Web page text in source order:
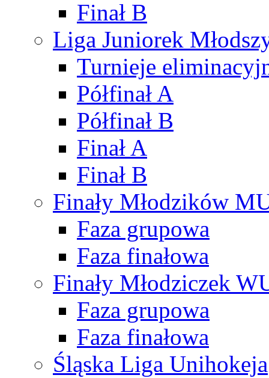
Finał B
Liga Juniorek
Turnieje
Półfinał A
Półfinał B
Finał A
Finał B
Finały Młodzików
Faza grupowa
Faza finałowa
Finały Młodziczek
Faza grupowa
Faza finałowa
Śląska Liga Unihokeja